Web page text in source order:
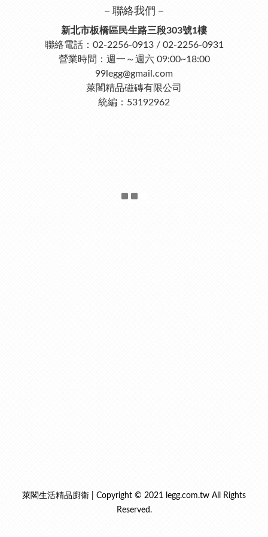
－聯絡我們－
新北市板橋區民生路三段303號1樓
聯絡電話：02-2256-0913 / 02-2256-0931
營業時間：週一～週六 09:00~18:00
99legg@gmail.com
萊閣精品磁磚有限公司
統編：53192962
萊閣生活精品廚衛 | Copyright © 2021 legg.com.tw All Rights
Reserved.